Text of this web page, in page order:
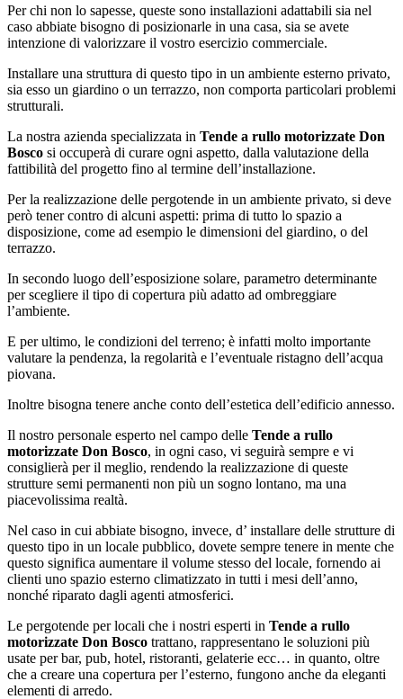
Per chi non lo sapesse, queste sono installazioni adattabili sia nel
caso abbiate bisogno di posizionarle in una casa, sia se avete
intenzione di valorizzare il vostro esercizio commerciale.
Installare una struttura di questo tipo in un ambiente esterno privato,
sia esso un giardino o un terrazzo, non comporta particolari problemi
strutturali.
La nostra azienda specializzata in Tende a rullo motorizzate Don
Bosco si occuperà di curare ogni aspetto, dalla valutazione della
fattibilità del progetto fino al termine dell’installazione.
Per la realizzazione delle pergotende in un ambiente privato, si deve
però tener contro di alcuni aspetti: prima di tutto lo spazio a
disposizione, come ad esempio le dimensioni del giardino, o del
terrazzo.
In secondo luogo dell’esposizione solare, parametro determinante
per scegliere il tipo di copertura più adatto ad ombreggiare
l’ambiente.
E per ultimo, le condizioni del terreno; è infatti molto importante
valutare la pendenza, la regolarità e l’eventuale ristagno dell’acqua
piovana.
Inoltre bisogna tenere anche conto dell’estetica dell’edificio annesso.
Il nostro personale esperto nel campo delle Tende a rullo
motorizzate Don Bosco, in ogni caso, vi seguirà sempre e vi
consiglierà per il meglio, rendendo la realizzazione di queste
strutture semi permanenti non più un sogno lontano, ma una
piacevolissima realtà.
Nel caso in cui abbiate bisogno, invece, d’ installare delle strutture di
questo tipo in un locale pubblico, dovete sempre tenere in mente che
questo significa aumentare il volume stesso del locale, fornendo ai
clienti uno spazio esterno climatizzato in tutti i mesi dell’anno,
nonché riparato dagli agenti atmosferici.
Le pergotende per locali che i nostri esperti in Tende a rullo
motorizzate Don Bosco trattano, rappresentano le soluzioni più
usate per bar, pub, hotel, ristoranti, gelaterie ecc… in quanto, oltre
che a creare una copertura per l’esterno, fungono anche da eleganti
elementi di arredo.